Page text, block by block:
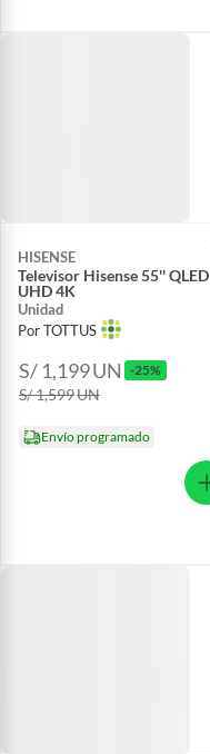
HISENSE
Televisor Hisense 55'' QLED
UHD 4K
Unidad
Por TOTTUS
S/ 1,199UN -25%
S/ 1,599UN
Envío programado